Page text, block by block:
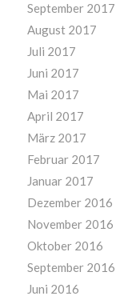
September 2017
August 2017
Juli 2017
Juni 2017
Mai 2017
April 2017
März 2017
Februar 2017
Januar 2017
Dezember 2016
November 2016
Oktober 2016
September 2016
Juni 2016